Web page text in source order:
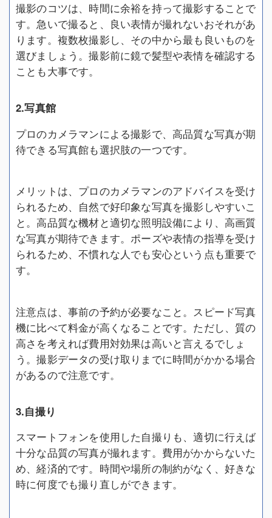
撮影のコツは、時間に余裕を持って撮影することで
す。急いで撮ると、良い表情が撮れないおそれがあ
ります。複数枚撮影し、その中から最も良いものを
選びましょう。撮影前に鏡で髪型や表情を確認する
ことも大事です。
2.写真館
プロのカメラマンによる撮影で、高品質な写真が期
待できる写真館も選択肢の一つです。
メリットは、プロのカメラマンのアドバイスを受け
られるため、自然で好印象な写真を撮影しやすいこ
と。高品質な機材と適切な照明設備により、高画質
な写真が期待できます。ポーズや表情の指導を受け
られるため、不慣れな人でも安心という点も重要で
す。
注意点は、事前の予約が必要なこと。スピード写真
機に比べて料金が高くなることです。ただし、質の
高さを考えれば費用対効果は高いと言えるでしょ
う。撮影データの受け取りまでに時間がかかる場合
があるので注意です。
3.自撮り
スマートフォンを使用した自撮りも、適切に行えば
十分な品質の写真が撮れます。費用がかからないた
め、経済的です。時間や場所の制約がなく、好きな
時に何度でも撮り直しができます。